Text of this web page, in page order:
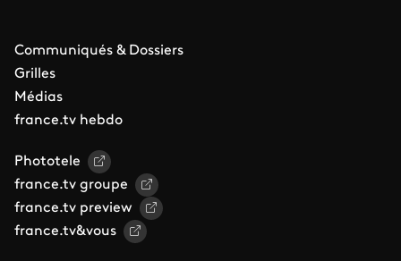
Communiqués & Dossiers
Grilles
Médias
france.tv hebdo
Phototele
france.tv groupe
france.tv preview
france.tv&vous